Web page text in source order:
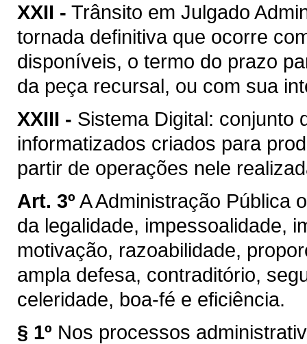
XXII - Trânsito em Julgado
tornada definitiva que ocorre
disponíveis, o termo do prazo
da peça recursal, ou com sua
XXIII - Sistema Digital: conjunto
informatizados criados para
partir de operações nele
Art. 3º A Administração Pública
da legalidade, impessoalidade,
motivação, razoabilidade,
ampla defesa, contraditório,
celeridade, boa-fé e eficiência.
§ 1º Nos processos